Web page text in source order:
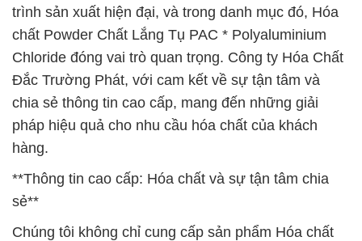
trình sản xuất hiện đại, và trong danh mục đó, Hóa
chất Powder Chất Lắng Tụ PAC * Polyaluminium
Chloride đóng vai trò quan trọng. Công ty Hóa Chất
Đắc Trường Phát, với cam kết về sự tận tâm và
chia sẻ thông tin cao cấp, mang đến những giải
pháp hiệu quả cho nhu cầu hóa chất của khách
hàng.
**Thông tin cao cấp: Hóa chất và sự tận tâm chia
sẻ**
Chúng tôi không chỉ cung cấp sản phẩm Hóa chất